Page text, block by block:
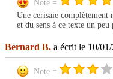
Note =
Une cerisaie
et du sens à ce texte un
Bernard B. a écrit le 10/
Note =